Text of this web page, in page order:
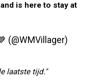
is here to stay at
(@WMVillager)
laatste tijd."